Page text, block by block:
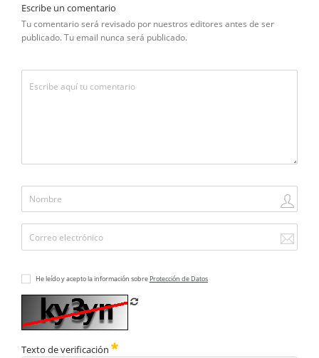
Escribe un comentario
Tu comentario será revisado por nuestros editores antes de ser
publicado. Tu email nunca será publicado.
He leído y acepto la información sobre Protección de Datos
Texto de verificación